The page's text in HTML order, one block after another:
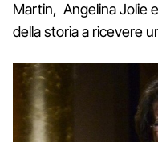
Martin, Angelina Jolie
della storia a ricevere